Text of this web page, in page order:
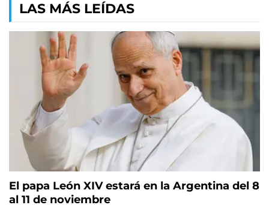
LAS MÁS LEÍDAS
El papa León XIV estará en la Argentina del 8
al 11 de noviembre